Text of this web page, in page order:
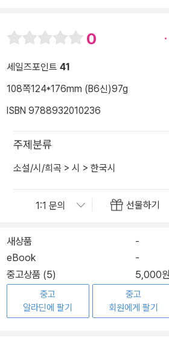
0
세일즈포인트 41
108쪽124*176mm (B6신)97g
ISBN 9788932010236
주제분류
소설/시/희곡 > 시 > 한국시
선물하기
새상품
-
eBook
-
중고상품 (5) 5,000원
중고
알라딘에 팔기
중고
회원에게 팔기